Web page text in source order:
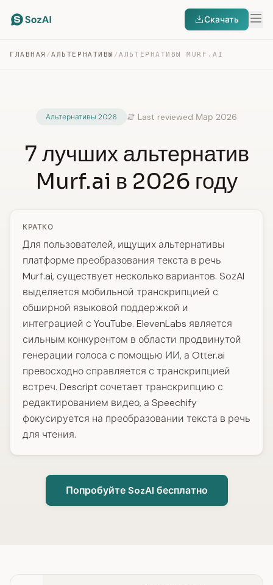
Скачать
ГЛАВНАЯ /АЛЬТЕРНАТИВЫ /АЛЬТЕРНАТИВЫ MURF.AI
Альтернативы 2026 Last reviewed Мар 2026
7 лучших альтернатив
Murf.ai в 2026 году
КРАТКО
Для пользователей, ищущих альтернативы
платформе преобразования текста в речь
Murf.ai, существует несколько вариантов. SozAI
выделяется мобильной транскрипцией с
обширной языковой поддержкой и
интеграцией с YouTube. ElevenLabs является
сильным конкурентом в области продвинутой
генерации голоса с помощью ИИ, а Otter.ai
превосходно справляется с транскрипцией
встреч. Descript сочетает транскрипцию с
редактированием видео, а Speechify
фокусируется на преобразовании текста в речь
для чтения.
Попробуйте SozAI бесплатно